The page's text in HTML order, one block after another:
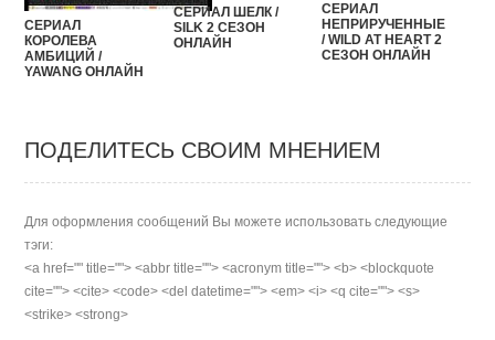
СЕРИАЛ
КОРОЛЕВА
АМБИЦИЙ /
YAWANG ОНЛАЙН
СЕРИАЛ ШЕЛК /
SILK 2 СЕЗОН
ОНЛАЙН
СЕРИАЛ
НЕПРИРУЧЕННЫЕ
/ WILD AT HEART 2
СЕЗОН ОНЛАЙН
ПОДЕЛИТЕСЬ СВОИМ МНЕНИЕМ
Для оформления сообщений Вы можете использовать следующие
тэги:
<a href="" title=""> <abbr title=""> <acronym title=""> <b> <blockquote
cite=""> <cite> <code> <del datetime=""> <em> <i> <q cite=""> <s>
<strike> <strong>